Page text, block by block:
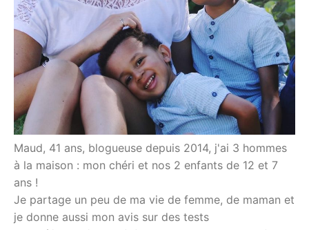
Maud, 41 ans, blogueuse depuis 2014, j'ai 3 hommes
à la maison : mon chéri et nos 2 enfants de 12 et 7
ans !
Je partage un peu de ma vie de femme, de maman et
je donne aussi mon avis sur des tests